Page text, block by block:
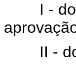
I - dois
II - dois